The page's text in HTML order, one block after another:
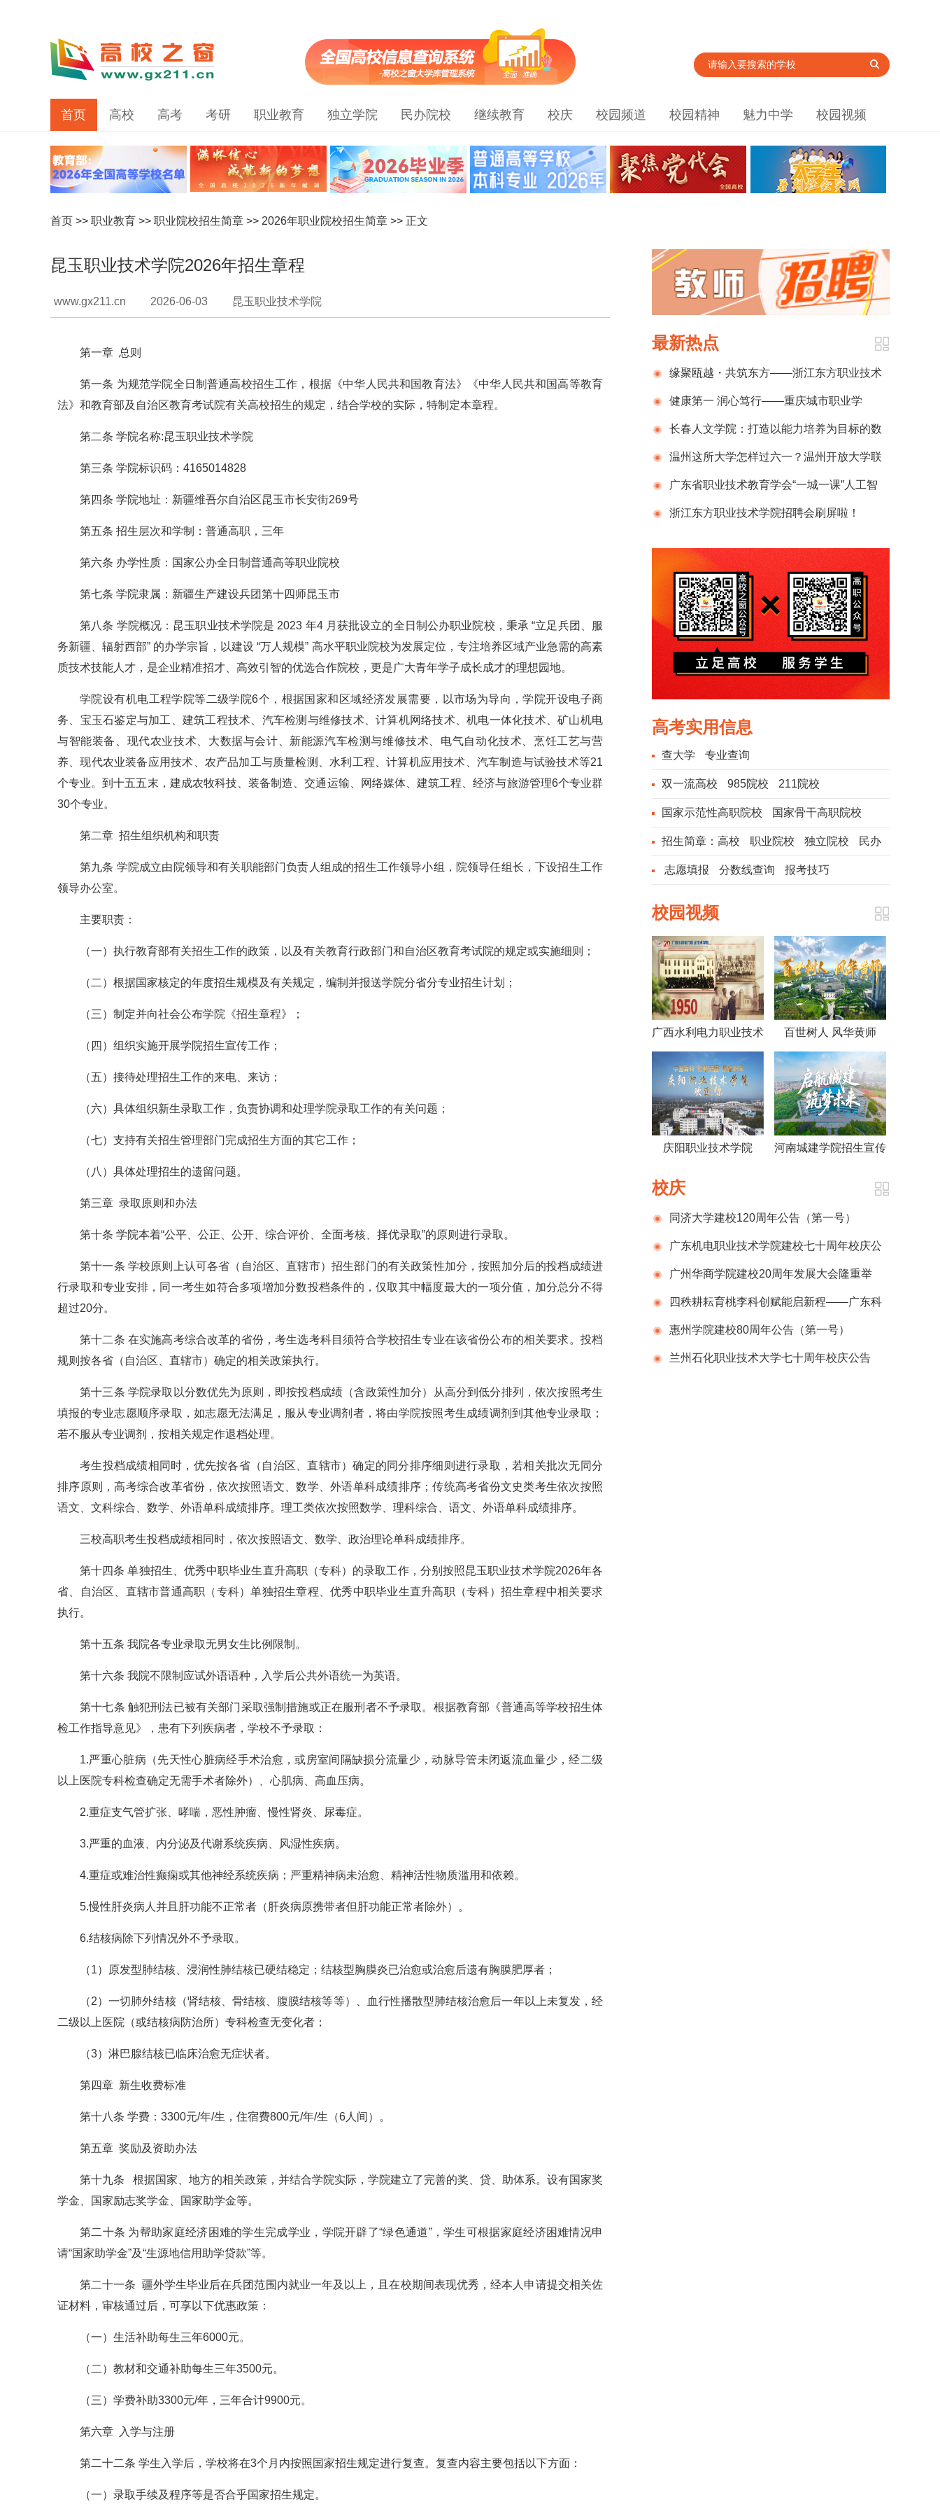
首页 高校 高考 考研 职业教育 独立学院 民办院校 继续教育 校庆 校园频道 校园精神 魅力中学 校园视频
首页 >> 职业教育 >> 职业院校招生简章 >> 2026年职业院校招生简章 >> 正文
昆玉职业技术学院2026年招生章程
www.gx211.cn 2026-06-03 昆玉职业技术学院
第一章 总则
第一条 为规范学院全日制普通高校招生工作，根据《中华人民共和国教育法》《中华人民共和国高等教育
法》和教育部及自治区教育考试院有关高校招生的规定，结合学校的实际，特制定本章程。
第二条 学院名称:昆玉职业技术学院
第三条 学院标识码：4165014828
第四条 学院地址：新疆维吾尔自治区昆玉市长安街269号
第五条 招生层次和学制：普通高职，三年
第六条 办学性质：国家公办全日制普通高等职业院校
第七条 学院隶属：新疆生产建设兵团第十四师昆玉市
第八条 学院概况：昆玉职业技术学院是 2023 年4 月获批设立的全日制公办职业院校，秉承 “立足兵团、服
务新疆、辐射西部” 的办学宗旨，以建设 “万人规模” 高水平职业院校为发展定位，专注培养区域产业急需的高素
质技术技能人才，是企业精准招才、高效引智的优选合作院校，更是广大青年学子成长成才的理想园地。
学院设有机电工程学院等二级学院6个，根据国家和区域经济发展需要，以市场为导向，学院开设电子商
务、宝玉石鉴定与加工、建筑工程技术、汽车检测与维修技术、计算机网络技术、机电一体化技术、矿山机电
与智能装备、现代农业技术、大数据与会计、新能源汽车检测与维修技术、电气自动化技术、烹饪工艺与营
养、现代农业装备应用技术、农产品加工与质量检测、水利工程、计算机应用技术、汽车制造与试验技术等21
个专业。到十五五末，建成农牧科技、装备制造、交通运输、网络媒体、建筑工程、经济与旅游管理6个专业群
30个专业。
第二章 招生组织机构和职责
第九条 学院成立由院领导和有关职能部门负责人组成的招生工作领导小组，院领导任组长，下设招生工作
领导办公室。
主要职责：
（一）执行教育部有关招生工作的政策，以及有关教育行政部门和自治区教育考试院的规定或实施细则；
（二）根据国家核定的年度招生规模及有关规定，编制并报送学院分省分专业招生计划；
（三）制定并向社会公布学院《招生章程》；
（四）组织实施开展学院招生宣传工作；
（五）接待处理招生工作的来电、来访；
（六）具体组织新生录取工作，负责协调和处理学院录取工作的有关问题；
（七）支持有关招生管理部门完成招生方面的其它工作；
（八）具体处理招生的遗留问题。
第三章 录取原则和办法
第十条 学院本着“公平、公正、公开、综合评价、全面考核、择优录取”的原则进行录取。
第十一条 学校原则上认可各省（自治区、直辖市）招生部门的有关政策性加分，按照加分后的投档成绩进
行录取和专业安排，同一考生如符合多项增加分数投档条件的，仅取其中幅度最大的一项分值，加分总分不得
超过20分。
第十二条 在实施高考综合改革的省份，考生选考科目须符合学校招生专业在该省份公布的相关要求。投档
规则按各省（自治区、直辖市）确定的相关政策执行。
第十三条 学院录取以分数优先为原则，即按投档成绩（含政策性加分）从高分到低分排列，依次按照考生
填报的专业志愿顺序录取，如志愿无法满足，服从专业调剂者，将由学院按照考生成绩调剂到其他专业录取；
若不服从专业调剂，按相关规定作退档处理。
考生投档成绩相同时，优先按各省（自治区、直辖市）确定的同分排序细则进行录取，若相关批次无同分
排序原则，高考综合改革省份，依次按照语文、数学、外语单科成绩排序；传统高考省份文史类考生依次按照
语文、文科综合、数学、外语单科成绩排序。理工类依次按照数学、理科综合、语文、外语单科成绩排序。
三校高职考生投档成绩相同时，依次按照语文、数学、政治理论单科成绩排序。
第十四条 单独招生、优秀中职毕业生直升高职（专科）的录取工作，分别按照昆玉职业技术学院2026年各
省、自治区、直辖市普通高职（专科）单独招生章程、优秀中职毕业生直升高职（专科）招生章程中相关要求
执行。
第十五条 我院各专业录取无男女生比例限制。
第十六条 我院不限制应试外语语种，入学后公共外语统一为英语。
第十七条 触犯刑法已被有关部门采取强制措施或正在服刑者不予录取。根据教育部《普通高等学校招生体
检工作指导意见》，患有下列疾病者，学校不予录取：
1.严重心脏病（先天性心脏病经手术治愈，或房室间隔缺损分流量少，动脉导管未闭返流血量少，经二级
以上医院专科检查确定无需手术者除外）、心肌病、高血压病。
2.重症支气管扩张、哮喘，恶性肿瘤、慢性肾炎、尿毒症。
3.严重的血液、内分泌及代谢系统疾病、风湿性疾病。
4.重症或难治性癫痫或其他神经系统疾病；严重精神病未治愈、精神活性物质滥用和依赖。
5.慢性肝炎病人并且肝功能不正常者（肝炎病原携带者但肝功能正常者除外）。
6.结核病除下列情况外不予录取。
（1）原发型肺结核、浸润性肺结核已硬结稳定；结核型胸膜炎已治愈或治愈后遗有胸膜肥厚者；
（2）一切肺外结核（肾结核、骨结核、腹膜结核等等）、血行性播散型肺结核治愈后一年以上未复发，经
二级以上医院（或结核病防治所）专科检查无变化者；
（3）淋巴腺结核已临床治愈无症状者。
第四章 新生收费标准
第十八条 学费：3300元/年/生，住宿费800元/年/生（6人间）。
第五章 奖励及资助办法
第十九条 根据国家、地方的相关政策，并结合学院实际，学院建立了完善的奖、贷、助体系。设有国家奖
学金、国家励志奖学金、国家助学金等。
第二十条 为帮助家庭经济困难的学生完成学业，学院开辟了“绿色通道”，学生可根据家庭经济困难情况申
请“国家助学金”及“生源地信用助学贷款”等。
第二十一条 疆外学生毕业后在兵团范围内就业一年及以上，且在校期间表现优秀，经本人申请提交相关佐
证材料，审核通过后，可享以下优惠政策：
（一）生活补助每生三年6000元。
（二）教材和交通补助每生三年3500元。
（三）学费补助3300元/年，三年合计9900元。
第六章 入学与注册
第二十二条 学生入学后，学校将在3个月内按照国家招生规定进行复查。复查内容主要包括以下方面：
（一）录取手续及程序等是否合乎国家招生规定。
最新热点
缘聚瓯越・共筑东方——浙江东方职业技术
学院温州校友会成立大会暨校友返校日圆满举
行
健康第一 润心笃行——重庆城市职业学
院“5·25心理健康月”赋能学子青春成长
长春人文学院：打造以能力培养为目标的数
智赋能教学新模式
温州这所大学怎样过六一？温州开放大学联
合市残联开展“关爱星孩 同行园博”亲子公益活
动
广东省职业技术教育学会“一城一课”人工智
能赋能职业教育培训（江门市会场）成功举办
浙江东方职业技术学院招聘会刷屏啦！
高考实用信息
查大学 专业查询
双一流高校 985院校 211院校
国家示范性高职院校 国家骨干高职院校
招生简章： 高校 职业院校 独立院校 民办
院校志愿填报 分数线查询 报考技巧
校园视频
广西水利电力职业技术
学院视频《70年，70
人》
百世树人 风华黄师
——黄冈师范学院宣传
片2026版
庆阳职业技术学院 河南城建学院招生宣传
校庆
同济大学建校120周年公告（第一号）
广东机电职业技术学院建校七十周年校庆公
告（第一号）
广州华商学院建校20周年发展大会隆重举
行 四秩耕耘育桃李科创赋能启新程——广东科
学技术职业学院（广东省科技干部学院）举办
建校40周年校庆系列活动
惠州学院建校80周年公告（第一号）
兰州石化职业技术大学七十周年校庆公告